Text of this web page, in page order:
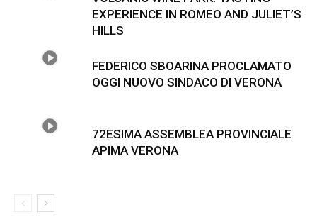
EXPERIENCE IN ROMEO AND JULIET’S
HILLS
FEDERICO SBOARINA PROCLAMATO
OGGI NUOVO SINDACO DI VERONA
72ESIMA ASSEMBLEA PROVINCIALE
APIMA VERONA